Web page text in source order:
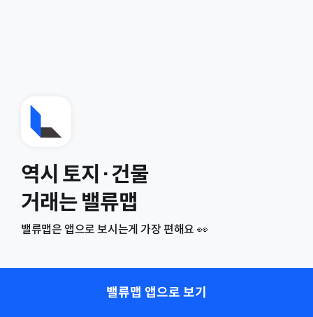
역시 토지·건물
거래는 밸류맵
밸류맵은 앱으로 보시는게 가장 편해요 👀
밸류맵 앱으로 보기